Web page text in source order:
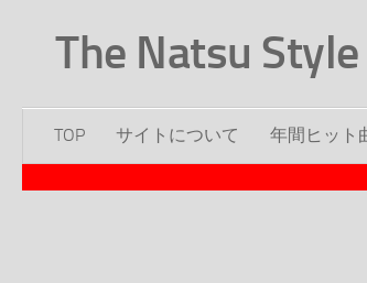
The Natsu Style
TOP サイトについて 年間ヒット